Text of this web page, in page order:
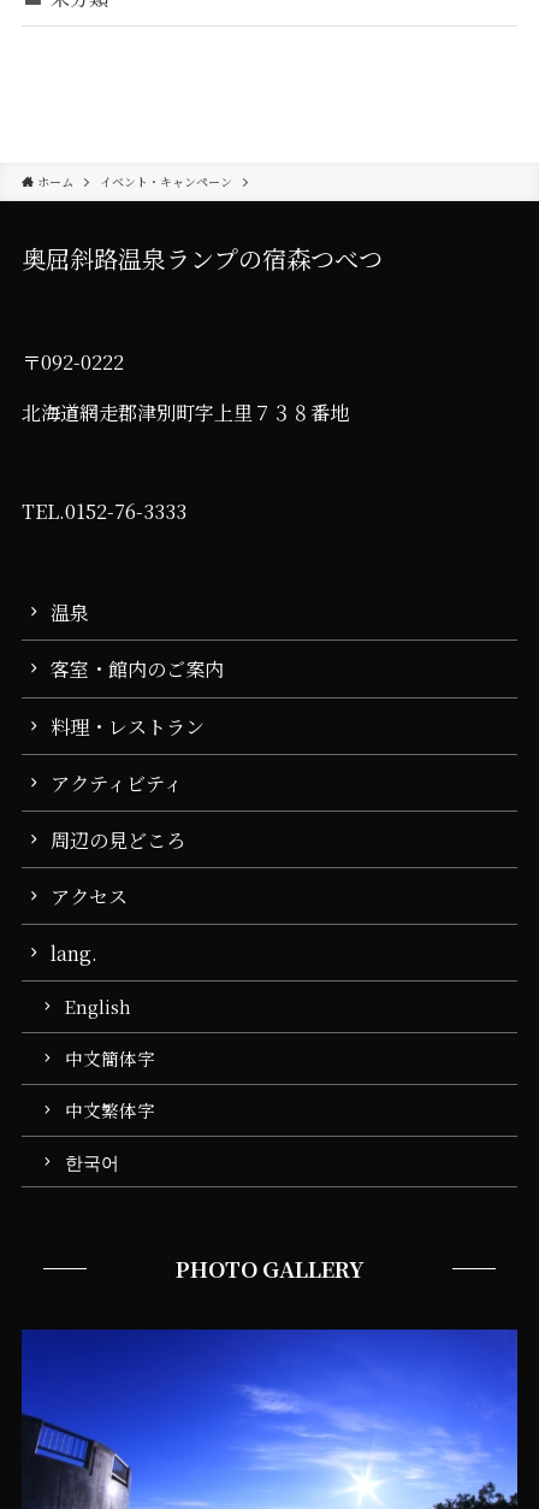
ホーム イベント・キャンペーン
奥屈斜路温泉ランプの宿森つべつ
〒092-0222
北海道網走郡津別町字上里７３８番地
TEL.0152-76-3333
温泉
客室・館内のご案内
料理・レストラン
アクティビティ
周辺の見どころ
アクセス
lang.
English
中文簡体字
中文繁体字
한국어
PHOTO GALLERY